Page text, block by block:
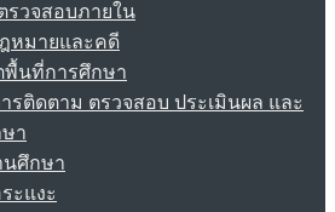
รวจสอบภายใน
หมายและคดี
พื้นที่การศึกษา
ติดตาม ตรวจสอบ ประเมินผล และ
า
นศึกษา
ะแงะ